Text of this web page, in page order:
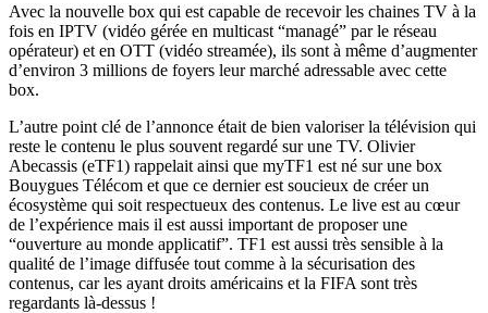
Avec la nouvelle box qui est capable de recevoir les chaines TV à la
fois en IPTV (vidéo gérée en multicast “managé” par le réseau
opérateur) et en OTT (vidéo streamée), ils sont à même d’augmenter
d’environ 3 millions de foyers leur marché adressable avec cette
box.
L’autre point clé de l’annonce était de bien valoriser la télévision qui
reste le contenu le plus souvent regardé sur une TV. Olivier
Abecassis (eTF1) rappelait ainsi que myTF1 est né sur une box
Bouygues Télécom et que ce dernier est soucieux de créer un
écosystème qui soit respectueux des contenus. Le live est au cœur
de l’expérience mais il est aussi important de proposer une
“ouverture au monde applicatif”. TF1 est aussi très sensible à la
qualité de l’image diffusée tout comme à la sécurisation des
contenus, car les ayant droits américains et la FIFA sont très
regardants là-dessus !